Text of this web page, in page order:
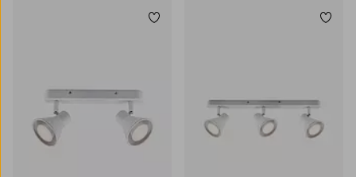
Tilføj til favoritter